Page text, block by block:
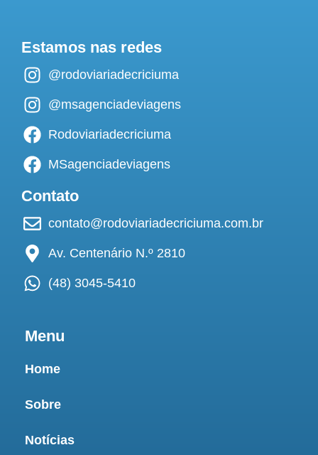
Estamos nas redes
@rodoviariadecriciuma
@msagenciadeviagens
Rodoviariadecriciuma
MSagenciadeviagens
Contato
contato@rodoviariadecriciuma.com.br
Av. Centenário N.º 2810
(48) 3045-5410
Menu
Home
Sobre
Notícias